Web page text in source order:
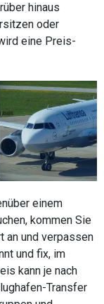
hinaus
oder
eine Preis-
einem
kommen Sie
an und verpassen
und fix, im
kann je nach
Transfer